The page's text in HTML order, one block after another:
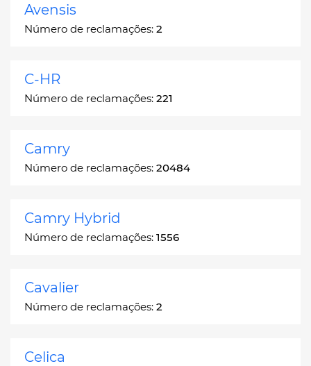
Avensis
Número de reclamações: 2
C-HR
Número de reclamações: 221
Camry
Número de reclamações: 20484
Camry Hybrid
Número de reclamações: 1556
Cavalier
Número de reclamações: 2
Celica